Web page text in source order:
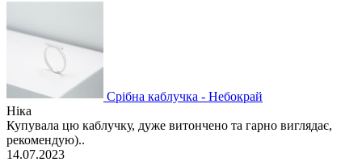
Срібна каблучка - Небокрай
Ніка
Купувала цю каблучку, дуже витончено та гарно виглядає,
рекомендую)..
14.07.2023